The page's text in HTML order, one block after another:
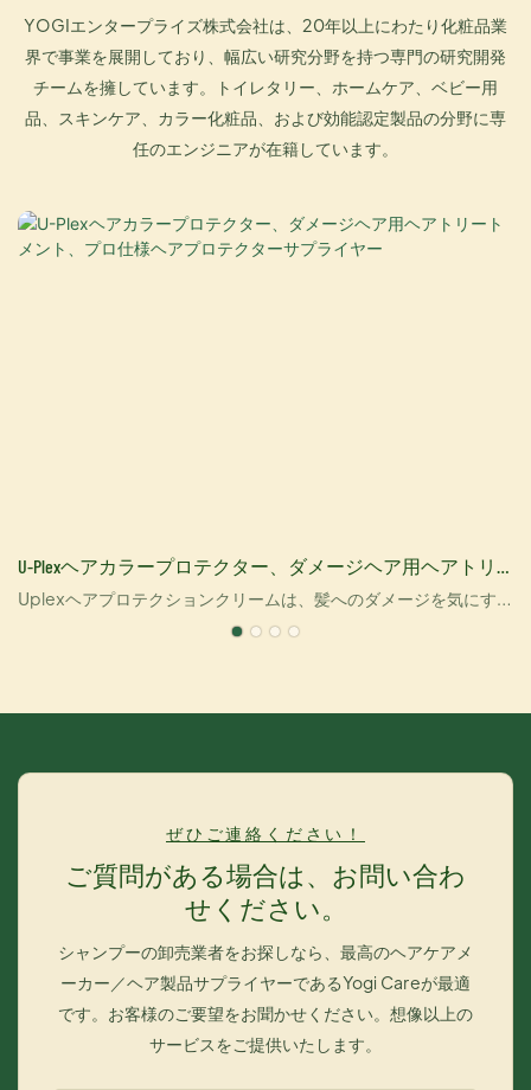
YOGIエンタープライズ株式会社は、20年以上にわたり化粧品業
界で事業を展開しており、幅広い研究分野を持つ専門の研究開発
チームを擁しています。トイレタリー、ホームケア、ベビー用
品、スキンケア、カラー化粧品、および効能認定製品の分野に専
任のエンジニアが在籍しています。
U-Plexヘアカラープロテクター、ダメージヘア用ヘアトリ
ートメント、プロ仕様ヘアプロテクターサプライヤー
Uplexヘアプロテクションクリームは、髪へのダメージを気にする
ことなく、髪をカラーリングし、健康な髪を維持するのに役立ち
ぜひご連絡ください！
ご質問がある場合は、お問い合わ
せください。
シャンプーの卸売業者をお探しなら、最高のヘアケアメ
ーカー／ヘア製品サプライヤーであるYogi Careが最適
です。お客様のご要望をお聞かせください。想像以上の
サービスをご提供いたします。